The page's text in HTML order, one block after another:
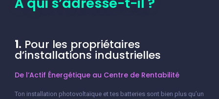
1. Pour les propriétaires
d’installations industrielles
De l’Actif Énergétique au Centre de Rentabilité
Ton installation photovoltaïque et tes batteries sont bien plus qu’un